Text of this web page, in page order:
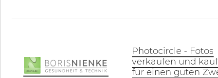
Photocircle - Fotos
verkaufen und
für einen guten